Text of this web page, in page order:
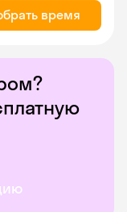
время